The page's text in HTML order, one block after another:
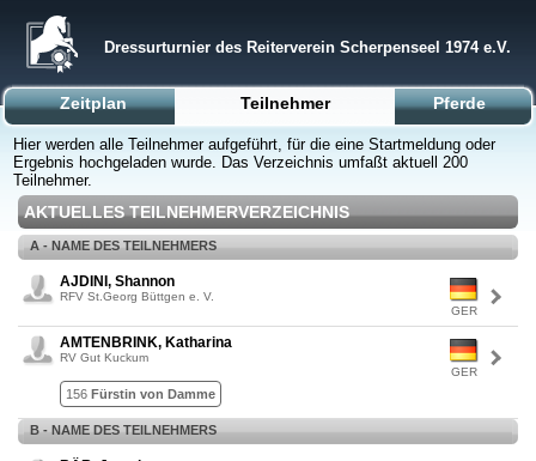
Dressurturnier des Reiterverein Scherpenseel 1974 e.V.
Zeitplan Teilnehmer Pferde
Hier werden alle Teilnehmer aufgeführt, für die eine Startmeldung oder
Ergebnis hochgeladen wurde. Das Verzeichnis umfaßt aktuell 200
Teilnehmer.
AKTUELLES TEILNEHMERVERZEICHNIS
A - NAME DES TEILNEHMERS
GER
AJDINI, Shannon
RFV St.Georg Büttgen e. V.
GER
AMTENBRINK, Katharina
RV Gut Kuckum
156 Fürstin von Damme
B - NAME DES TEILNEHMERS